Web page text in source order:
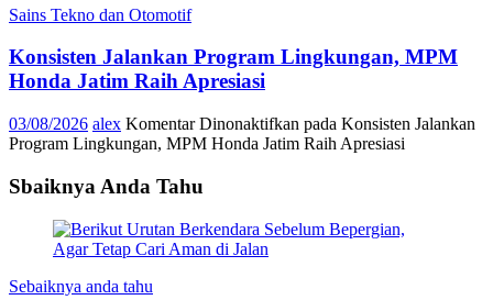
Sains Tekno dan Otomotif
Konsisten Jalankan Program Lingkungan, MPM
Honda Jatim Raih Apresiasi
03/08/2026 alex Komentar Dinonaktifkan pada Konsisten Jalankan
Program Lingkungan, MPM Honda Jatim Raih Apresiasi
Sbaiknya Anda Tahu
Sebaiknya anda tahu